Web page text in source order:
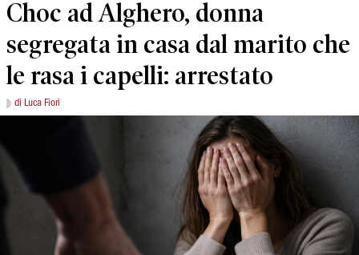
Choc ad Alghero, donna
segregata in casa dal marito che
le rasa i capelli: arrestato
di Luca Fiori